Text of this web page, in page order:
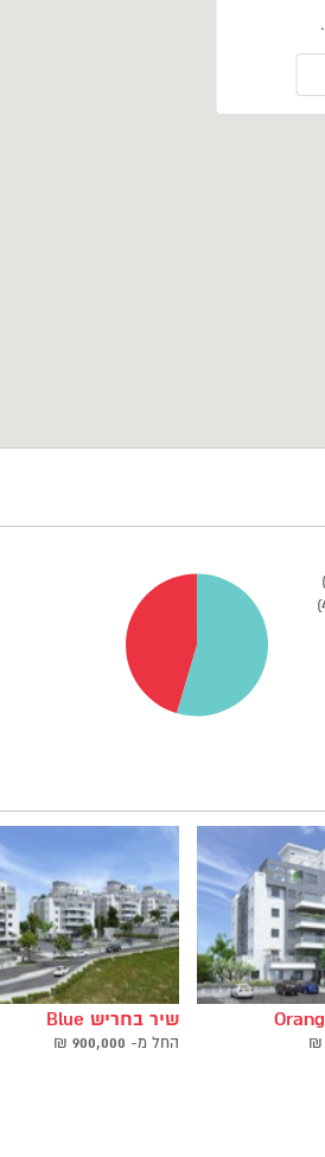
₪
שיר בחריש Blue
החל ‫מ- 900,000
₪